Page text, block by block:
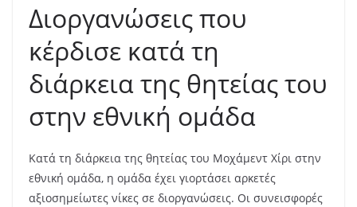
Διοργανώσεις που
κέρδισε κατά τη
διάρκεια της θητείας του
στην εθνική ομάδα
Κατά τη διάρκεια της θητείας του Μοχάμεντ Χίρι στην
εθνική ομάδα, η ομάδα έχει γιορτάσει αρκετές
αξιοσημείωτες νίκες σε διοργανώσεις. Οι συνεισφορές